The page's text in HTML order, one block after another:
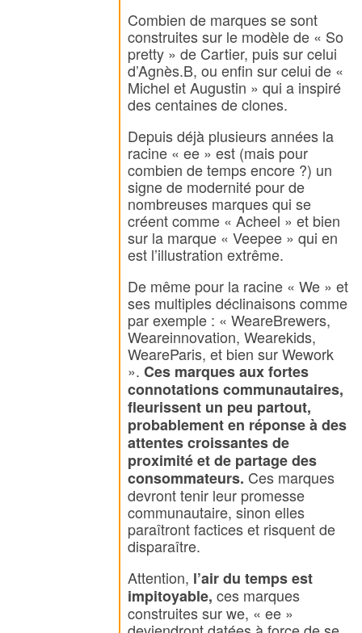
Combien de marques se sont
construites sur le modèle de « So
pretty » de Cartier, puis sur celui
d’Agnès.B, ou enfin sur celui de «
Michel et Augustin » qui a inspiré
des centaines de clones.
Depuis déjà plusieurs années la
racine « ee » est (mais pour
combien de temps encore ?) un
signe de modernité pour de
nombreuses marques qui se
créent comme « Acheel » et bien
sur la marque « Veepee » qui en
est l’illustration extrême.
De même pour la racine « We » et
ses multiples déclinaisons comme
par exemple : « WeareBrewers,
Weareinnovation, Wearekids,
WeareParis, et bien sur Wework
». Ces marques aux fortes
connotations communautaires,
fleurissent un peu partout,
probablement en réponse à des
attentes croissantes de
proximité et de partage des
consommateurs. Ces marques
devront tenir leur promesse
communautaire, sinon elles
paraîtront factices et risquent de
disparaître.
Attention, l’air du temps est
impitoyable, ces marques
construites sur we, « ee »